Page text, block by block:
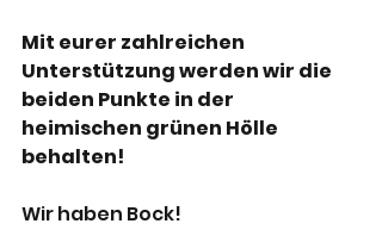
Mit eurer zahlreichen
Unterstützung werden wir die
beiden Punkte in der
heimischen grünen Hölle
behalten!
Wir haben Bock!